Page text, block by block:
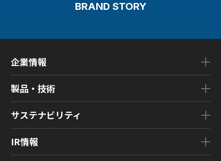
BRAND STORY
企業情報
ごあいさつ
企業理念
グローバル子会社
製品・技術
eLEAP
HMO
サステナビリティ
トップメッセージ
IR情報